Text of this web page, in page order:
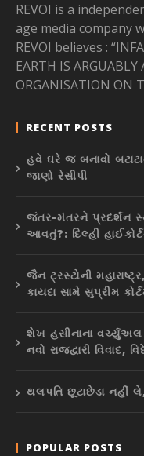
REVOI is a
age media company
REVOI believes :
EARTH IS ARGUABLY
ORGANISATION ON
RECENT POSTS
હવે ઘરે જ બનાવો
જાણો રેસીપી
જંતર-મંતરને પ્રદર્શન
આવતું?: દિલ્હી
જૈન ટ્રસ્ટોની
કાયદા સામે સુપ્રીમ
શેખ હસીનાના
નવો રાજદ્વારી વિવાદ,
થલપતિ છૂટાછેડા નહીં
POPULAR POSTS